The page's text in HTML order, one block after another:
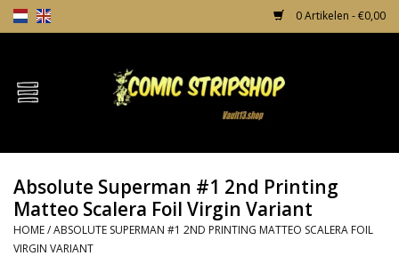
0 Artikelen - €0,00
Home
TPB's
Incentives
Absolute Superman #1 2nd Printing
Matteo Scalera Foil Virgin Variant
HOME/ABSOLUTE SUPERMAN #1 2ND PRINTING MATTEO SCALERA FOIL
VIRGIN VARIANT